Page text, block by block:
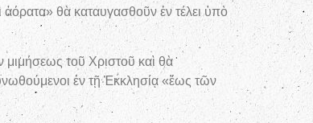
ἀόρατα» θὰ καταυγασθοῦν ἐν τέλει ὑπὸ
τοῦ Χριστοῦ καὶ θὰ
ἐν τῇ Ἐκκλησίᾳ «ἕως τῶν